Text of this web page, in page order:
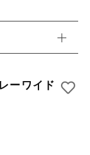
ーワイド